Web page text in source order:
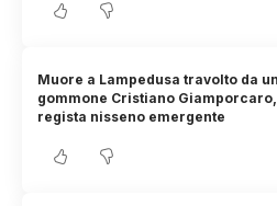
Muore a Lampedusa travolto da un
gommone Cristiano Giamporcaro,
regista nisseno emergente